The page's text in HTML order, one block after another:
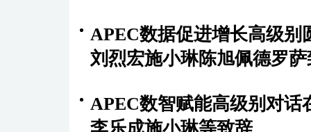
APEC数据促进增长高级别
刘烈宏施小琳陈旭佩德罗
APEC数智赋能高级别对话